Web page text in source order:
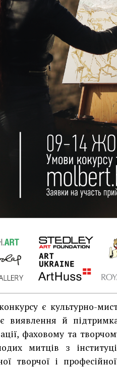
є культурно-
й підтримка
фаховому та
митців з
творчої і